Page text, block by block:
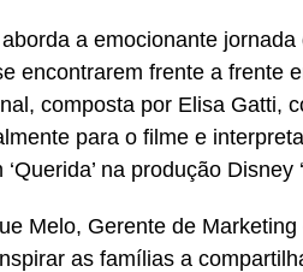
a emocionante
encontrarem frente a frente
composta por Elisa Gatti,
para o filme e
na produção Disney
Melo, Gerente de
as famílias a